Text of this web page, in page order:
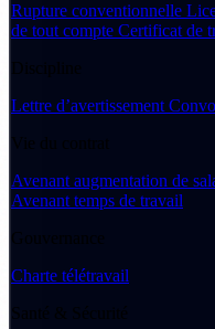
Rupture conventionnelle
de tout compte Certificat de
Discipline
Lettre d’avertissement
Vie du contrat
Avenant augmentation de
Avenant temps de travail
Gouvernance
Charte télétravail
Santé & Sécurité